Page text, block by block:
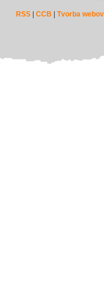
RSS |CCB |Tvorba